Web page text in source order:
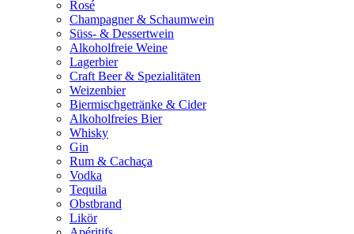
Rosé
Champagner & Schaumwein
Süss- & Dessertwein
Alkoholfreie Weine
Lagerbier
Craft Beer & Spezialitäten
Weizenbier
Biermischgetränke & Cider
Alkoholfreies Bier
Whisky
Gin
Rum & Cachaça
Vodka
Tequila
Obstbrand
Likör